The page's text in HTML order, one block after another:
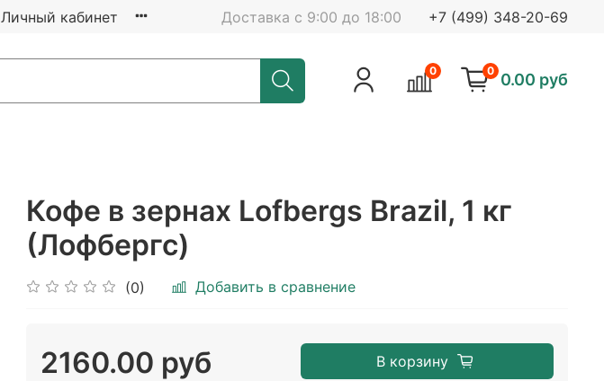
Личный кабинет Доставка с 9:00 до 18:00 +7 (499) 348-20-69
0 0 0.00 руб
Кофе в зернах Lofbergs Brazil, 1 кг
(Лофбергс)
(0) Добавить в сравнение
2160.00 руб В корзину